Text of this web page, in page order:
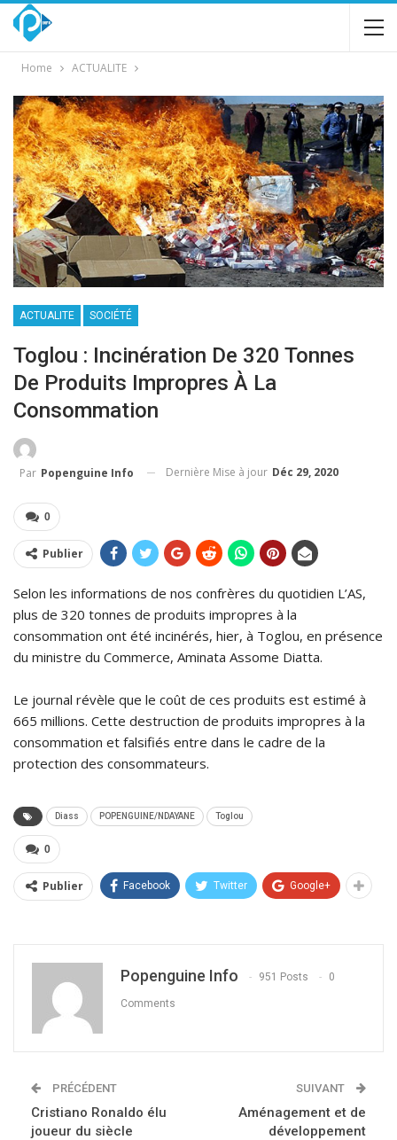
Home ACTUALITE
ACTUALITE SOCIÉTÉ
Toglou : Incinération De 320 Tonnes
De Produits Impropres À La
Consommation
Par Popenguine Info Dernière Mise à jour Déc 29, 2020
0
Publier
Selon les informations de nos confrères du quotidien L’AS,
plus de 320 tonnes de produits impropres à la
consommation ont été incinérés, hier, à Toglou, en présence
du ministre du Commerce, Aminata Assome Diatta.
Le journal révèle que le coût de ces produits est estimé à
665 millions. Cette destruction de produits impropres à la
consommation et falsifiés entre dans le cadre de la
protection des consommateurs.
Diass POPENGUINE/NDAYANE Toglou
0
Publier Facebook Twitter Google+
Popenguine Info 951 Posts 0
Comments
PRÉCÉDENT
Cristiano Ronaldo élu
joueur du siècle
SUIVANT
Aménagement et de
développement